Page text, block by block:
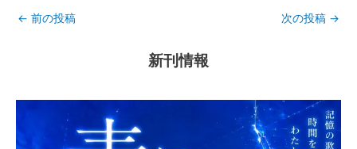
← 前の投稿 次の投稿 →
新刊情報